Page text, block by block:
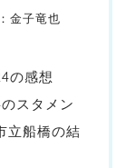
金子竜也
の感想
スタメン
立船橋の結